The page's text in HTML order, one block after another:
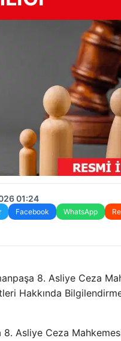
01:24
Facebook WhatsApp
8. Asliye Ceza
Hakkında
8. Asliye Ceza